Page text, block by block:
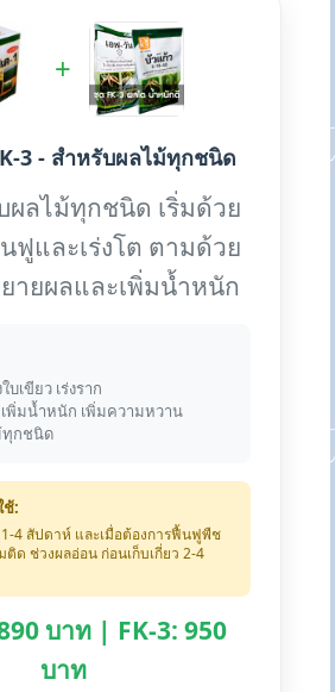
+
3 - สำหรับผลไม้ทุกชนิด
ลไม้ทุกชนิด เริ่มด้วย
ฟูและเร่งโต ตามด้วย
ยายผลและเพิ่มน้ำหนัก
ใบเขียว เร่งราก
เพิ่มน้ำหนัก เพิ่มความหวาน
ทุกชนิด
ช้:
1-4 สัปดาห์ และเมื่อต้องการฟื้นฟูพืช
ติด ช่วงผลอ่อน ก่อนเก็บเกี่ยว 2-4
บาท | FK-3: 950
บาท